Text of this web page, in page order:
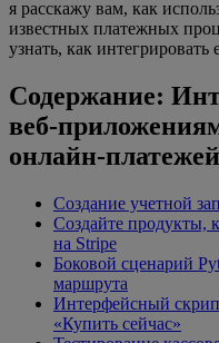
я расскажу вам, как
известных платежных
узнать, как
Содержание:
веб-
онлайн-платежей
Создание учетной
Создайте продукты,
на Stripe
Боковой сценарий
маршрута
Интерфейсный
«Купить сейчас»